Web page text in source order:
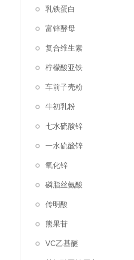
乳铁蛋白
富锌酵母
复合维生素
柠檬酸亚铁
车前子壳粉
牛初乳粉
七水硫酸锌
一水硫酸锌
氧化锌
磷脂丝氨酸
传明酸
熊果苷
VC乙基醚